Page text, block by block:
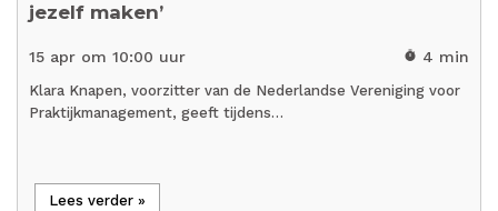
jezelf maken’
15 apr om 10:00 uur timer 4 min
Klara Knapen, voorzitter van de Nederlandse Vereniging voor
Praktijkmanagement, geeft tijdens…
Lees verder »